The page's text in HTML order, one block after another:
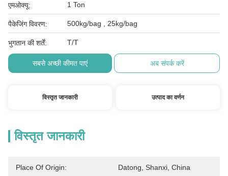
एमओक्यू: 1 Ton
पैकेजिंग विवरण: 500kg/bag , 25kg/bag
भुगतान की शर्तें: T/T
सबसे अच्छी कीमत पाएं अब संपर्क करें
विस्तृत जानकारी उत्पाद का वर्णन
विस्तृत जानकारी
Place Of Origin: Datong, Shanxi, China